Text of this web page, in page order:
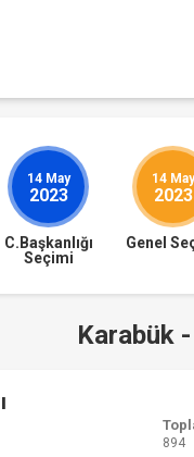
14 May
2023
C.Başkanlığı
Seçimi
14 May
2023
Genel
Karabük
894